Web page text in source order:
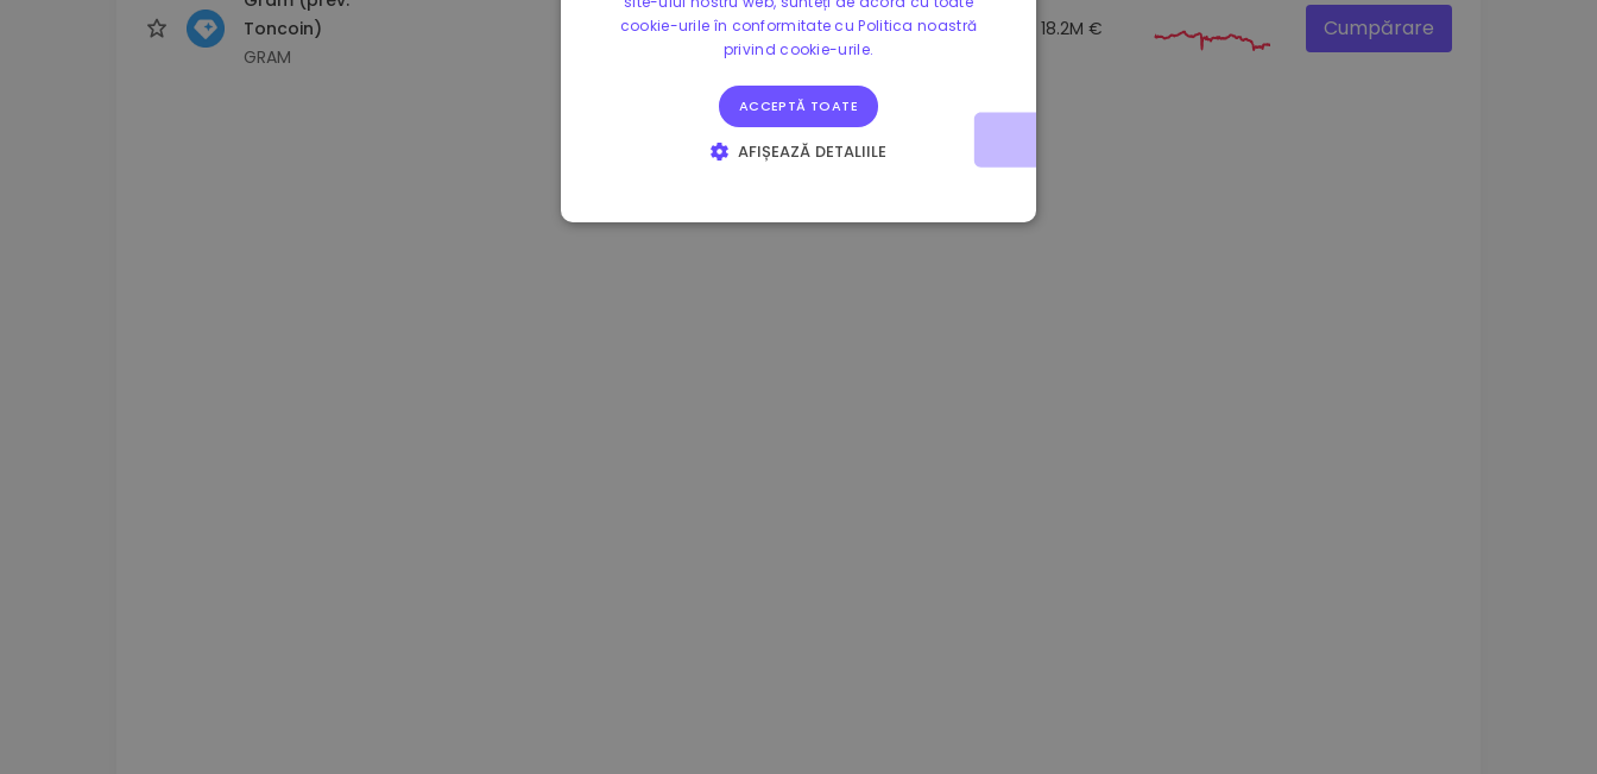
Toncoin)
GRAM
1.170000 € +2.60% 3.2B € 18.2M € Cumpărare
cookie-urile în conformitate cu Politica noastră
privind cookie-urile.
ACCEPTĂ TOATE
AFIȘEAZĂ DETALIILE